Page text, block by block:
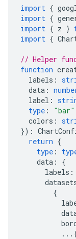
import {
import {
import { z }
import {
// Helper
function
labels :
data :
label :
type : "bar"
colors :
}) :
return {
type :
data :
{
labels :
{